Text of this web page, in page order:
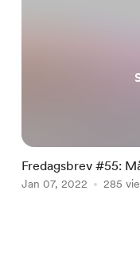
Fredagsbrev #55:
Jan 07, 2022 285